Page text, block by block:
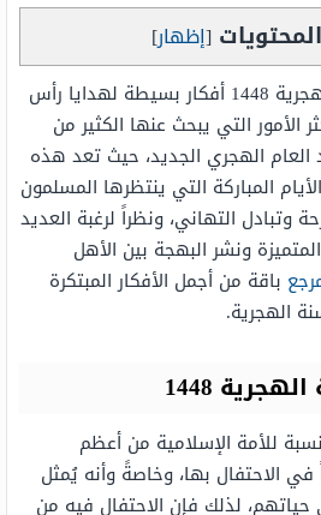
[إظهار]
أفكار هدايا رأس السنة الهجرية 1448 أفكار بسيطة لهدايا رأس
التي يبحث عنها الكثير من
العام الهجري الجديد، حيث تعد هذه
المباركة التي ينتظرها المسلمون
وتبادل التهاني، ونظراً لرغبة العديد
ونشر البهجة بين الأهل
باقة من أجمل الأفكار المبتكرة
الهجرية.
1448
للأمة الإسلامية من أعظم
في الاحتفال بها، وخاصةً وأنه يُمثل
لذلك فإن الاحتفال فيه من